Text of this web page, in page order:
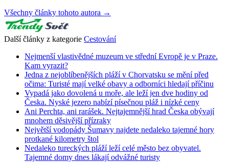
Všechny články tohoto autora →
Další články z kategorie Cestování
Nejmenší vlastivědné muzeum ve střední Evropě je v Praze.
Kam vyrazit?
Jedna z nejoblíbenějších pláží v Chorvatsku se mění před
očima: Turisté mají velké obavy a odborníci hledají příčinu
Vypadá jako dovolená u moře, ale leží jen dve hodiny od
Česka. Nyské jezero nabízí písečnou pláž i nízké ceny
Ani Perchta, ani rarášek. Nejtajemnější hrad Česka obývají
mnohem děsivější přízraky
Největší vodopády Šumavy najdete nedaleko tajemné hory
protkané kilometry štol
Nedaleko tureckých pláží leží celé město bez obyvatel.
Tajemné domy dnes lákají odvážné turisty